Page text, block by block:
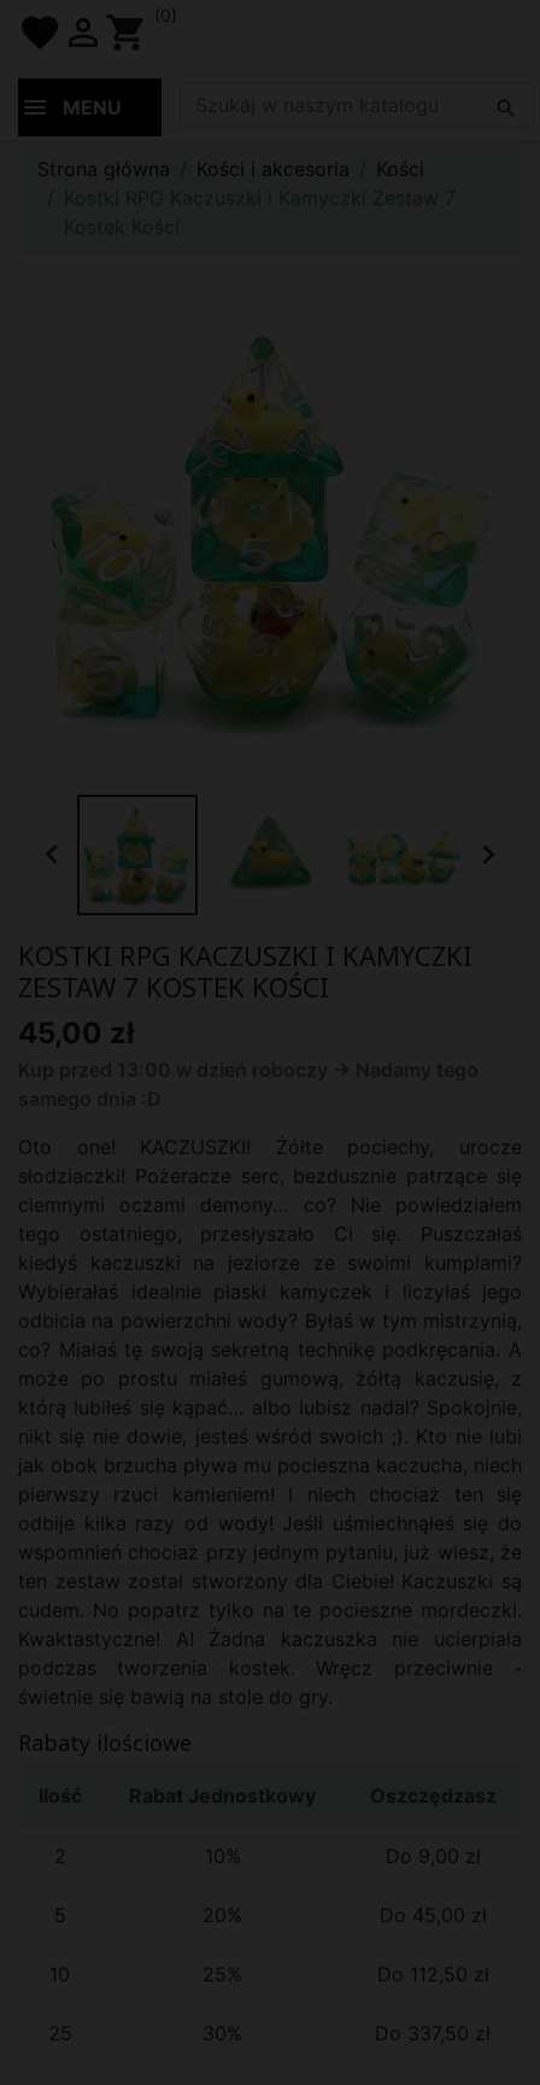
favorite  shopping_cart (0)
MENU 
Strona główna Kości i akcesoria
Kości
 
KOSTKI RPG KACZUSZKI I KAMYCZKI
ZESTAW 7 KOSTEK KOŚCI
45,00 zł
Oto one! KACZUSZKI! Żółte pociechy, urocze
słodziaczki! Pożeracze serc, bezdusznie patrzące się
ciemnymi oczami demony… co? Nie powiedziałem
tego ostatniego, przesłyszało Ci się. Puszczałaś
kiedyś kaczuszki na jeziorze ze swoimi kumplami?
Wybierałaś idealnie płaski kamyczek i liczyłaś jego
odbicia na powierzchni wody? Byłaś w tym mistrzynią,
co? Miałaś tę swoją sekretną technikę podkręcania. A
może po prostu miałeś gumową, żółtą kaczusię, z
którą lubiłeś się kąpać… albo lubisz nadal? Spokojnie,
nikt się nie dowie, jesteś wśród swoich ;). Kto nie lubi
jak obok brzucha pływa mu pocieszna kaczucha, niech
pierwszy rzuci kamieniem! I niech chociaż ten się
odbije kilka razy od wody! Jeśli uśmiechnąłeś się do
wspomnień chociaż przy jednym pytaniu, już wiesz, że
ten zestaw został stworzony dla Ciebie! Kaczuszki są
cudem. No popatrz tylko na te pocieszne mordeczki.
Kwaktastyczne! A! Żadna kaczuszka nie ucierpiała
podczas tworzenia kostek. Wręcz przeciwnie -
świetnie się bawią na stole do gry.
Rabaty ilościowe
2 10% Do 9,00 zł
5 20% Do 45,00 zł
10 25% Do 112,50 zł
25 30% Do 337,50 zł